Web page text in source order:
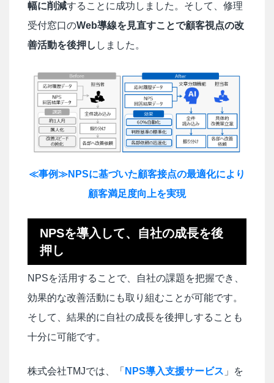
幅に削減することに成功しました。そして、修理
受付窓口のWeb導線を見直すことで顧客視点の改
善活動を後押し しました。
≪事例≫NPSに基づいた顧客接点の最適化により
顧客満足度向上を実現
NPSを導入して、自社の成長を後
押し
NPSを活用することで、自社の課題を把握でき、
効果的な改善活動にも取り組むことが可能です。
そして、結果的に自社の成長を後押しすることも
十分に可能です。
株式会社TMJでは、「 NPS導入支援サービス 」を